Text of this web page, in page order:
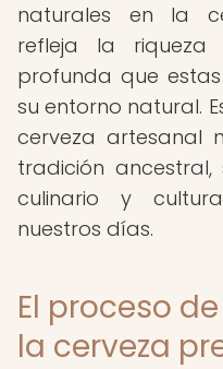
naturales en la
refleja la riqueza
profunda que
su entorno natural.
cerveza artesanal
tradición
culinario y
nuestros días.
El proceso
la cerveza